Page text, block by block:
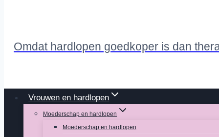
Omdat hardlopen goedkoper is dan
Vrouwen en hardlopen
Moederschap en hardlopen
Moederschap en hardlopen